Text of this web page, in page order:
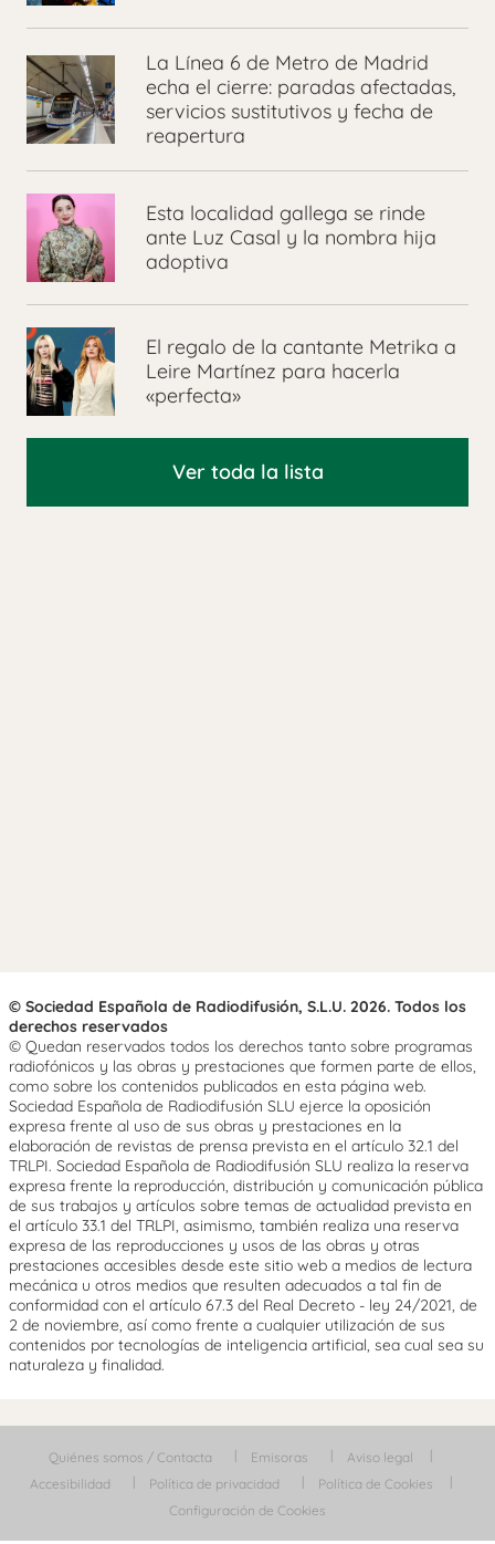
La Línea 6 de Metro de Madrid
echa el cierre: paradas afectadas,
servicios sustitutivos y fecha de
reapertura
Esta localidad gallega se rinde
ante Luz Casal y la nombra hija
adoptiva
El regalo de la cantante Metrika a
Leire Martínez para hacerla
«perfecta»
Ver toda la lista
© Sociedad Española de Radiodifusión, S.L.U. 2026. Todos los
derechos reservados
© Quedan reservados todos los derechos tanto sobre programas
radiofónicos y las obras y prestaciones que formen parte de ellos,
como sobre los contenidos publicados en esta página web.
Sociedad Española de Radiodifusión SLU ejerce la oposición
expresa frente al uso de sus obras y prestaciones en la
elaboración de revistas de prensa prevista en el artículo 32.1 del
TRLPI. Sociedad Española de Radiodifusión SLU realiza la reserva
expresa frente la reproducción, distribución y comunicación pública
de sus trabajos y artículos sobre temas de actualidad prevista en
el artículo 33.1 del TRLPI, asimismo, también realiza una reserva
expresa de las reproducciones y usos de las obras y otras
prestaciones accesibles desde este sitio web a medios de lectura
mecánica u otros medios que resulten adecuados a tal fin de
conformidad con el artículo 67.3 del Real Decreto - ley 24/2021, de
2 de noviembre, así como frente a cualquier utilización de sus
contenidos por tecnologías de inteligencia artificial, sea cual sea su
naturaleza y finalidad.
Quiénes somos / Contacta Emisoras
Aviso legal
Accesibilidad
Política de privacidad
Política de Cookies
Configuración de Cookies